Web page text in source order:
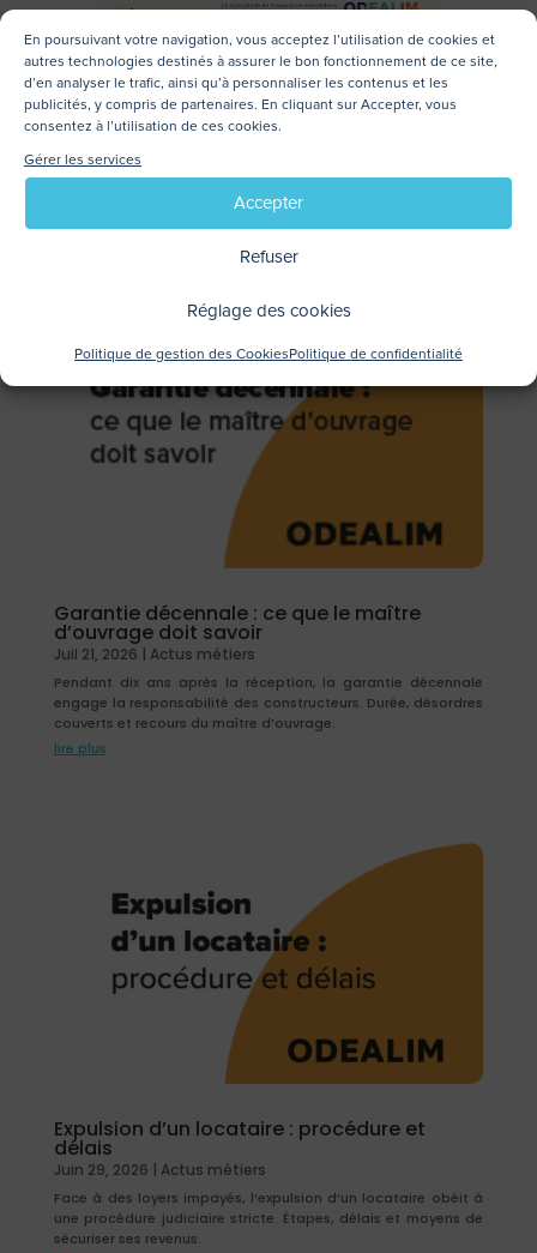
En poursuivant votre navigation, vous acceptez l’utilisation de cookies et
autres technologies destinés à assurer le bon fonctionnement de ce site,
d’en analyser le trafic, ainsi qu’à personnaliser les contenus et les
publicités, y compris de partenaires. En cliquant sur Accepter, vous
consentez à l’utilisation de ces cookies.
Gérer les services
Accepter
Refuser
Réglage des cookies
Politique de gestion des CookiesPolitique de confidentialité
Tous les articles
Garantie décennale : ce que le maître
d’ouvrage doit savoir
Juil 21, 2026 | Actus métiers
Pendant dix ans après la réception, la garantie décennale
engage la responsabilité des constructeurs. Durée, désordres
couverts et recours du maître d’ouvrage.
lire plus
Expulsion d’un locataire : procédure et
délais
Juin 29, 2026 | Actus métiers
Face à des loyers impayés, l’expulsion d’un locataire obéit à
une procédure judiciaire stricte. Étapes, délais et moyens de
sécuriser ses revenus.